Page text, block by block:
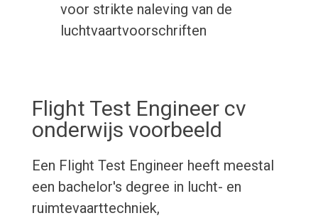
voor strikte naleving van de
luchtvaartvoorschriften
Flight Test Engineer cv
onderwijs voorbeeld
Een Flight Test Engineer heeft meestal
een bachelor's degree in lucht- en
ruimtevaarttechniek,